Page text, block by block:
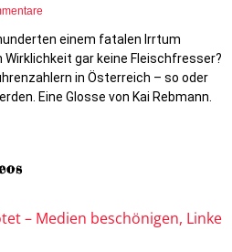
einem fatalen Irrtum
gar keine Fleischfresser?
in Österreich – so oder
Eine Glosse von Kai Rebmann.
– Medien beschönigen, Linke